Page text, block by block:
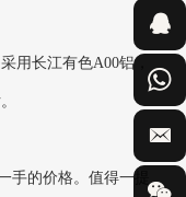
用长江有色A00铝，
的价格。值得一提